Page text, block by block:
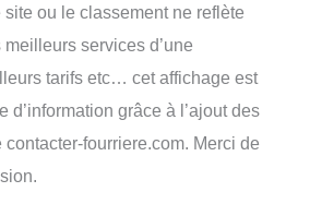
site ou le classement ne reflète
services d’une
tarifs etc… cet affichage est
d’information grâce à l’ajout des
fourriere.com. Merci de